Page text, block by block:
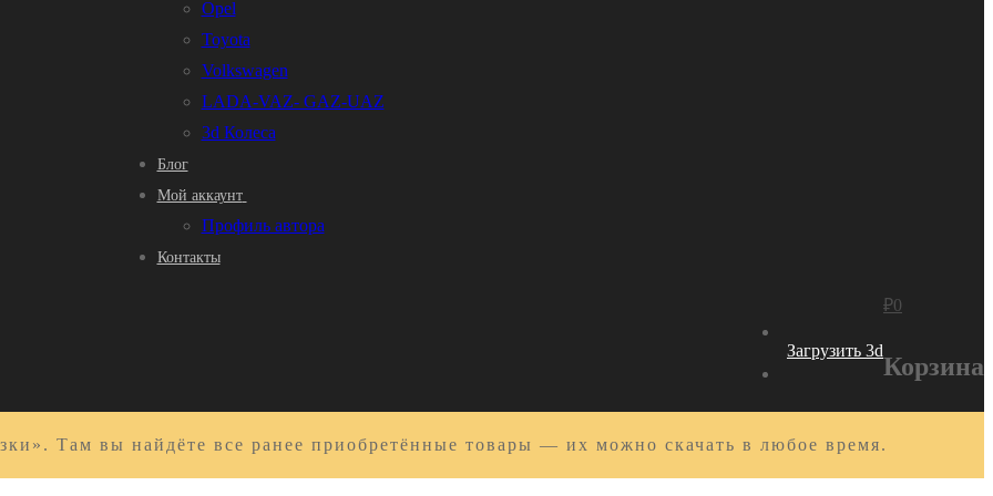
Opel
Toyota
Volkswagen
LADA-VAZ- GAZ-UAZ
3d Колеса
Блог
Мой аккаунт
Профиль автора
Контакты
Загрузить 3d
₽0
Корзина
Там вы найдёте все ранее приобретённые товары — их можно скачать в любое время.